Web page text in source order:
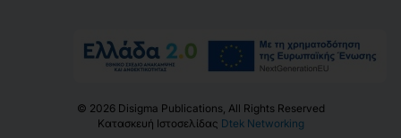
© 2026Disigma Publications, All Rights Reserved
Κατασκευή Ιστοσελίδας Dtek Networking